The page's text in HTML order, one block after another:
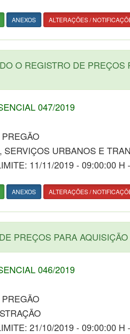
ANEXOS ALTERAÇÕES /
O REGISTRO DE
047/2019
SERVIÇOS URBANOS E
11/11/2019 - 09:00:00 H -
ANEXOS ALTERAÇÕES /
PREÇOS PARA
046/2019
21/10/2019 - 09:00:00 H -